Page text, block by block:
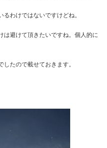
わけではないですけどね。
は避けて頂きたいですね。個人的に
たので載せておきます。